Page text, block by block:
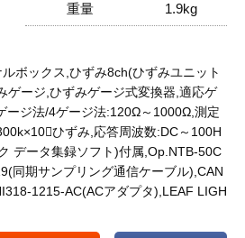
重量 1.9kg
ボックス,ひずみ8ch(ひずみユニット
ゲージ,ひずみゲージ式変換器,適応ゲ
ージ法/4ゲージ法:120Ω～1000Ω,測定
ひずみ,応答周波数:DC～100H
データ集録ソフト)付属,Op.NTB-50C
同期サンプリング通信ケーブル),CAN
1215-AC(ACアダプタ),LEAF LIGH